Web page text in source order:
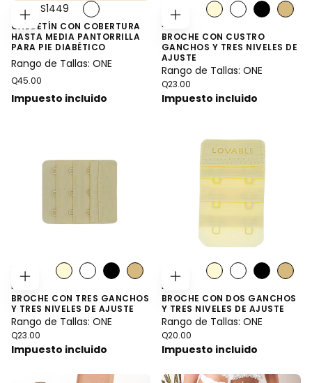
AGREGAR
AL
CARRITO
Estilo: S1449
CALCETÍN CON COBERTURA
HASTA MEDIA PANTORRILLA
PARA PIE DIABÉTICO
Rango de Tallas: ONE
Precio
regular
Q45.00
Impuesto incluido
ELEGIR
Estilo:
BR04
BROCHE CON CUSTRO
GANCHOS Y TRES NIVELES DE
AJUSTE
Rango de Tallas: ONE
Precio
regular
Q23.00
Impuesto incluido
ELEGIR
Estilo:
BR03
BROCHE CON TRES GANCHOS
Y TRES NIVELES DE AJUSTE
Rango de Tallas: ONE
Precio
regular
Q23.00
Impuesto incluido
ELEGIR
Estilo:
BR02
BROCHE CON DOS GANCHOS
Y TRES NIVELES DE AJUSTE
Rango de Tallas: ONE
Precio
regular
Q20.00
Impuesto incluido